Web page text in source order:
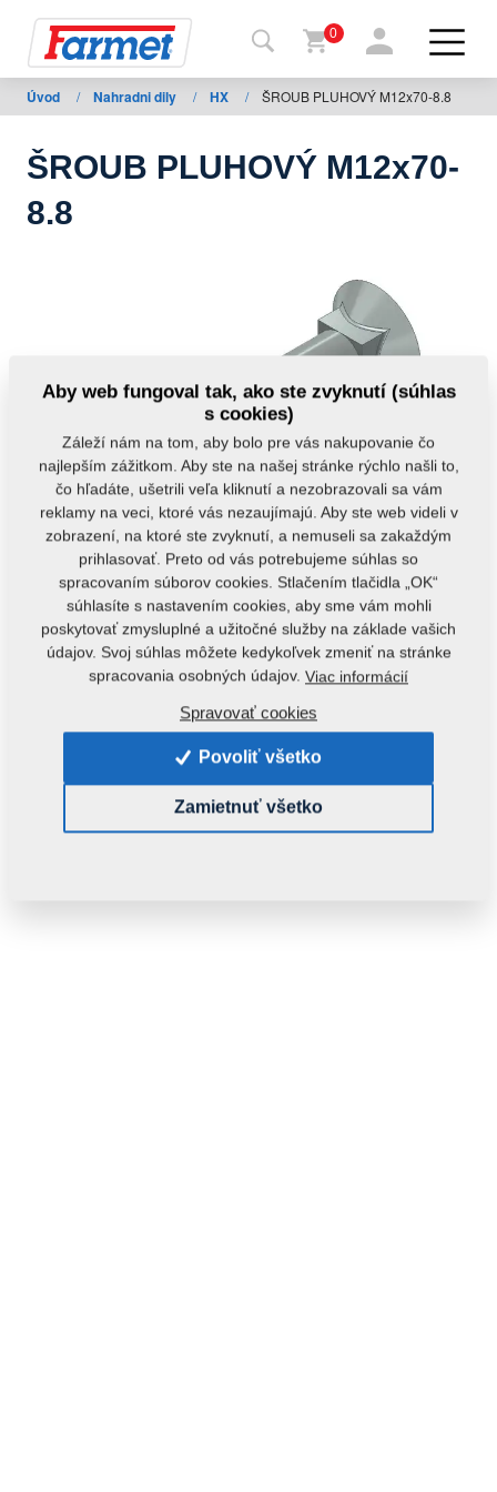
Späť
na
shop
stiahnutie
0
Úvod / Nahradni dily / HX / ŠROUB PLUHOVÝ M12x70-8.8
ŠROUB PLUHOVÝ M12x70-
8.8
m06785
Tento diel je použiteľný aj pre nasledovné stroje:
Aby web fungoval tak, ako ste zvyknutí (súhlas
s cookies)
Záleží nám na tom, aby bolo pre vás nakupovanie čo
najlepším zážitkom. Aby ste na našej stránke rýchlo našli to,
čo hľadáte, ušetrili veľa kliknutí a nezobrazovali sa vám
reklamy na veci, ktoré vás nezaujímajú. Aby ste web videli v
zobrazení, na ktoré ste zvyknutí, a nemuseli sa zakaždým
prihlasovať. Preto od vás potrebujeme súhlas so
spracovaním súborov cookies. Stlačením tlačidla „OK“
súhlasíte s nastavením cookies, aby sme vám mohli
poskytovať zmysluplné a užitočné služby na základe vašich
údajov. Svoj súhlas môžete kedykoľvek zmeniť na stránke
spracovania osobných údajov. Viac informácií
Spravovať cookies
Povoliť všetko
Zamietnuť všetko